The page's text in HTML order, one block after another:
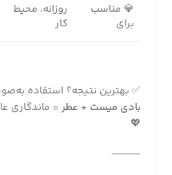
💎 مناسب
برای
روزانه، محیط
کار
✅ بهترین نتیجه؟ استفاده
بادی میست + عطر = ماندگاری
💖
⸻